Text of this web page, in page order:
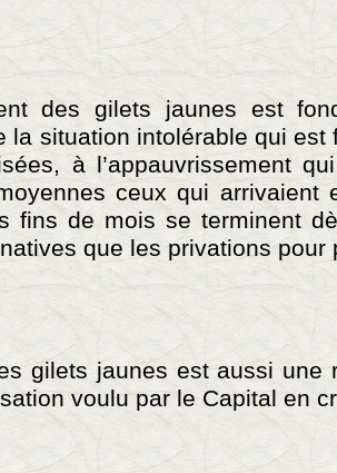
des gilets jaunes est
la situation intolérable qui est
à l’appauvrissement
ceux qui arrivaient
fins de mois se terminent
que les privations pour
gilets jaunes est aussi une
voulu par le Capital en